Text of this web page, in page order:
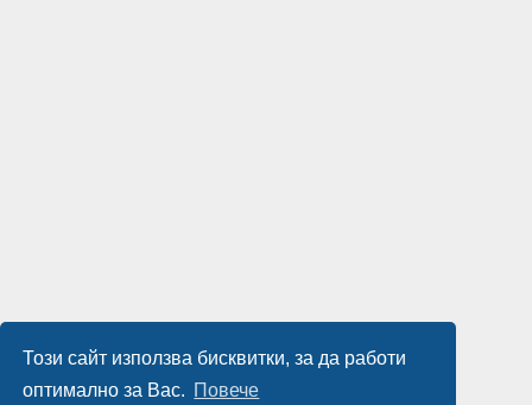
Този сайт използва бисквитки, за да работи
оптимално за Вас. Повече